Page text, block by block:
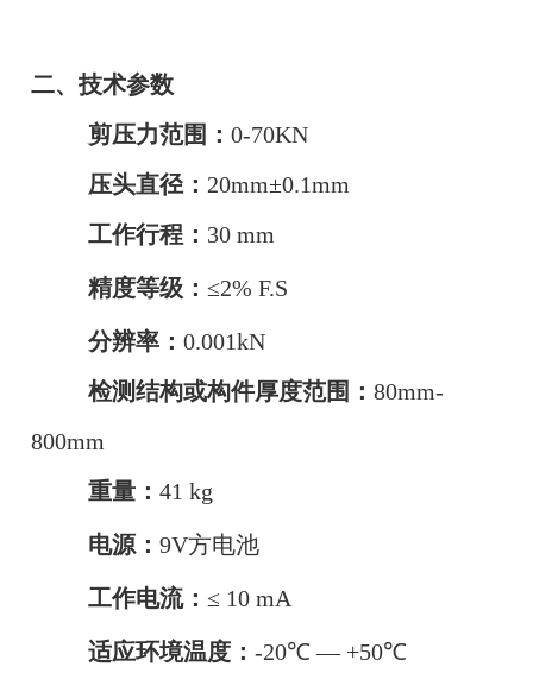
二、技术参数
剪压力范围：0-70KN
压头直径： 20mm±0.1mm
工作行程： 30 mm
精度等级： ≤2% F.S
分辨率：0.001kN
检测结构或构件厚度范围：80mm-
800mm
重量：41 kg
电源：9V方电池
工作电流： ≤ 10 mA
适应环境温度：-20℃ — +50℃